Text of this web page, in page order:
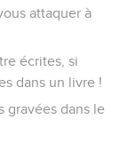
attaquer à
écrites, si
dans un livre !
gravées dans le